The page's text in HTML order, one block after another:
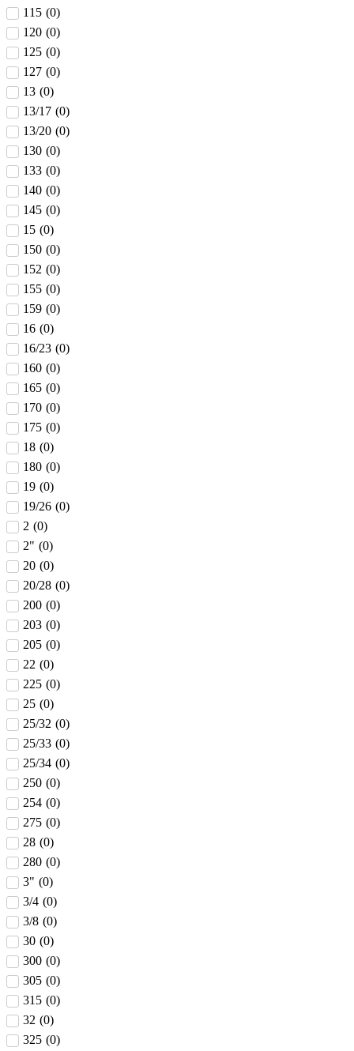
115 (0)
120 (0)
125 (0)
127 (0)
13 (0)
13/17 (0)
13/20 (0)
130 (0)
133 (0)
140 (0)
145 (0)
15 (0)
150 (0)
152 (0)
155 (0)
159 (0)
16 (0)
16/23 (0)
160 (0)
165 (0)
170 (0)
175 (0)
18 (0)
180 (0)
19 (0)
19/26 (0)
2 (0)
2" (0)
20 (0)
20/28 (0)
200 (0)
203 (0)
205 (0)
22 (0)
225 (0)
25 (0)
25/32 (0)
25/33 (0)
25/34 (0)
250 (0)
254 (0)
275 (0)
28 (0)
280 (0)
3" (0)
3/4 (0)
3/8 (0)
30 (0)
300 (0)
305 (0)
315 (0)
32 (0)
325 (0)